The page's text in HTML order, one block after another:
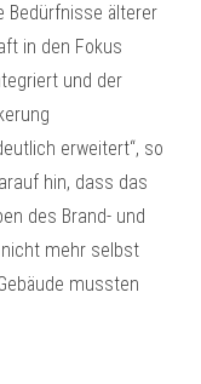
Bedürfnisse älterer
in den Fokus
und der
erweitert“, so
hin, dass das
des Brand- und
mehr selbst
mussten